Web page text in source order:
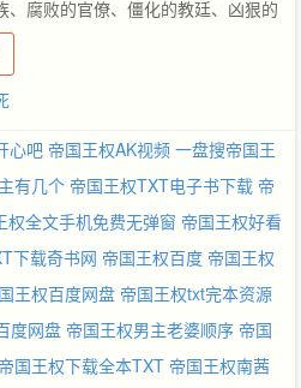
腐败的官僚、僵化的教廷、凶狠的
露出了它狰狞的獠牙。 雷文不得不
及这具身体积累的本能和经验，积
粉碎接连不断到来的危机。 从男
帝侯，荣耀兽人的可汗，血腥高地
生灵的庇护者，在世真神”雷文身
无尽兵锋】端坐在王座之上，义正
！我能获得今天的成就，来自于我
仁慈！”……历史的浩荡，从来不是
温吞里的刀光剑影，波谲云诡中的
场！ 杀意写在脸上，宽恕放在心
心吧 帝国王权AK视频 一盘搜帝国王
有几个 帝国王权TXT电子书下载 帝
权全文手机免费无弹窗 帝国王权好看
下载奇书网 帝国王权百度 帝国王权
王权百度网盘 帝国王权txt完本资源
度网盘 帝国王权男主老婆顺序 帝国
帝国王权下载全本TXT 帝国王权南茜